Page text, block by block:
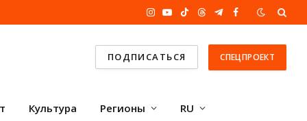
Instagram
YouTube
TikTokThreadsTelegram
Facebook
ПОДПИСАТЬСЯ СПЕЦПРОЕКТ
Культура Регионы RU